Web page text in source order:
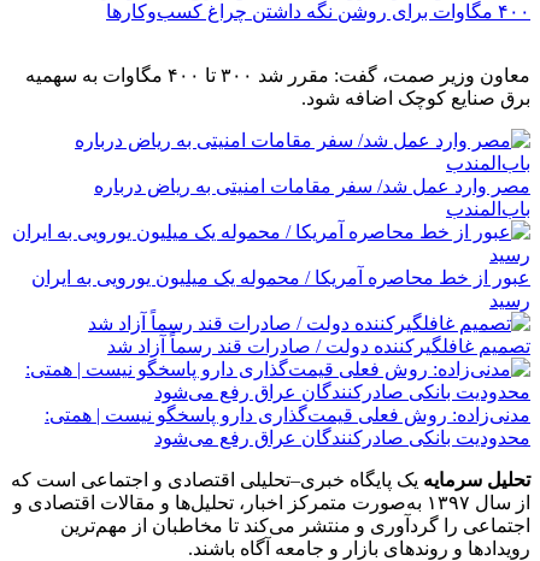
۴۰۰ مگاوات برای روشن نگه داشتن چراغ کسب‌وکار‌ها
معاون وزیر صمت، گفت: مقرر شد ۳۰۰ تا ۴۰۰ مگاوات به سهمیه
برق صنایع کوچک اضافه شود.
مصر وارد عمل شد/ سفر مقامات امنیتی به ریاض درباره
باب‌المندب
عبور از خط محاصره آمریکا / محموله یک میلیون یورویی به ایران
رسید
تصمیم غافلگیرکننده دولت / صادرات قند رسماً آزاد شد
مدنی‌زاده: روش فعلی قیمت‌گذاری دارو پاسخگو نیست | همتی:
محدودیت بانکی صادرکنندگان عراق رفع می‌شود
تحلیل سرمایه یک پایگاه خبری–تحلیلی اقتصادی و اجتماعی است که
از سال ۱۳۹۷ به‌صورت متمرکز اخبار، تحلیل‌ها و مقالات اقتصادی و
اجتماعی را گردآوری و منتشر می‌کند تا مخاطبان از مهم‌ترین
رویدادها و روندهای بازار و جامعه آگاه باشند.